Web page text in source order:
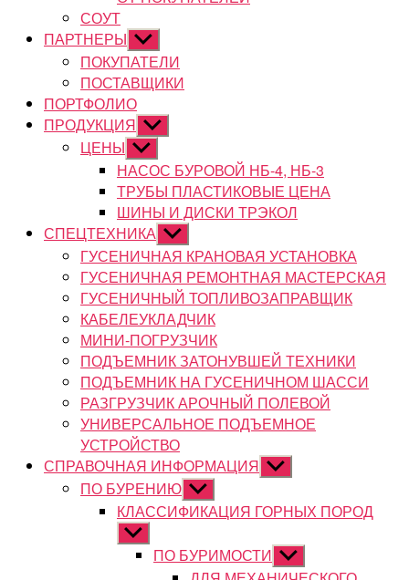
СОУТ
ПАРТНЕРЫ Показывать
подменю
ПОКУПАТЕЛИ
ПОСТАВЩИКИ
ПОРТФОЛИО
ПРОДУКЦИЯ Показывать
подменю
ЦЕНЫ Показывать
подменю
НАСОС БУРОВОЙ НБ-4, НБ-3
ТРУБЫ ПЛАСТИКОВЫЕ ЦЕНА
ШИНЫ И ДИСКИ ТРЭКОЛ
СПЕЦТЕХНИКА Показывать
подменю
ГУСЕНИЧНАЯ КРАНОВАЯ УСТАНОВКА
ГУСЕНИЧНАЯ РЕМОНТНАЯ МАСТЕРСКАЯ
ГУСЕНИЧНЫЙ ТОПЛИВОЗАПРАВЩИК
КАБЕЛЕУКЛАДЧИК
МИНИ-ПОГРУЗЧИК
ПОДЪЕМНИК ЗАТОНУВШЕЙ ТЕХНИКИ
ПОДЪЕМНИК НА ГУСЕНИЧНОМ ШАССИ
РАЗГРУЗЧИК АРОЧНЫЙ ПОЛЕВОЙ
УНИВЕРСАЛЬНОЕ ПОДЪЕМНОЕ
УСТРОЙСТВО
СПРАВОЧНАЯ ИНФОРМАЦИЯ Показывать
подменю
ПО БУРЕНИЮ Показывать
подменю
КЛАССИФИКАЦИЯ ГОРНЫХ ПОРОД
Показывать
подменюПО БУРИМОСТИ Показывать
подменю